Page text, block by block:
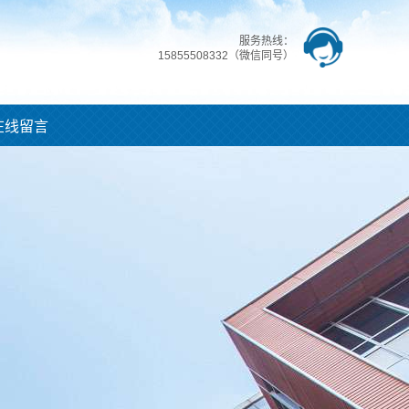
服务热线：
15855508332（微信同号）
线留言